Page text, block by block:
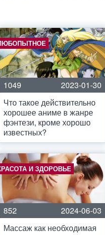
1049
2023-01-30
Что такое действительно
хорошее аниме в жанре
фэнтези, кроме хорошо
известных?
И ЗДОРОВЬЕ
852
2024-06-03
Массаж как необходимая